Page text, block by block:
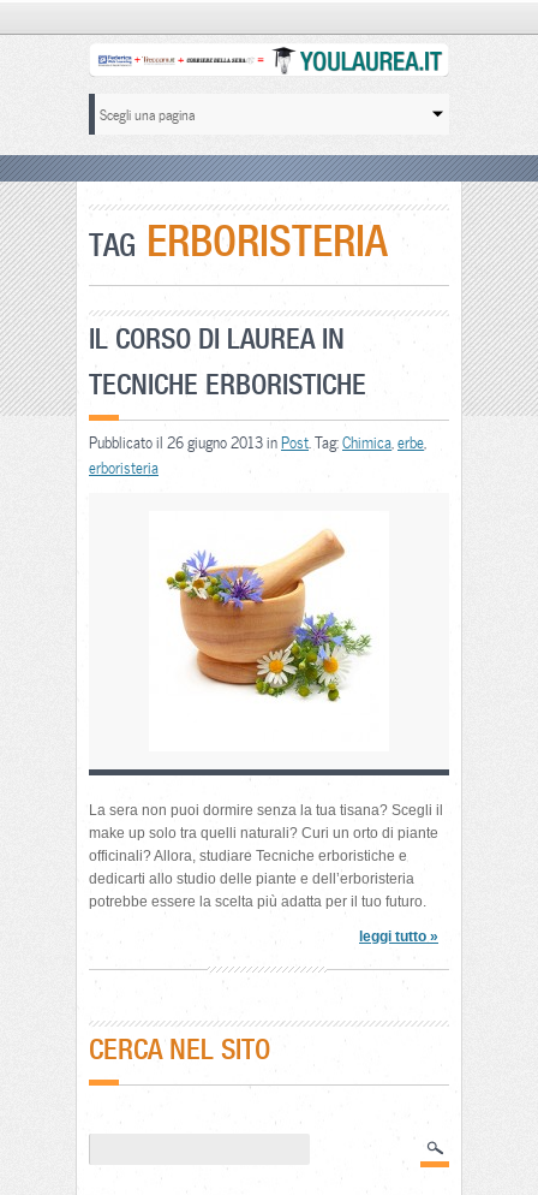
TAG ERBORISTERIA
IL CORSO DI LAUREA IN
TECNICHE ERBORISTICHE
Pubblicato il 26 giugno 2013 inPost . Tag:Chimica erbe
erboristeria
La sera non puoi dormire senza la tua tisana? Scegli il
make up solo tra quelli naturali? Curi un orto di piante
officinali? Allora, studiare Tecniche erboristiche e
dedicarti allo studio delle piante e dell’erboristeria
potrebbe essere la scelta più adatta per il tuo futuro.
leggi tutto »
CERCA NEL SITO